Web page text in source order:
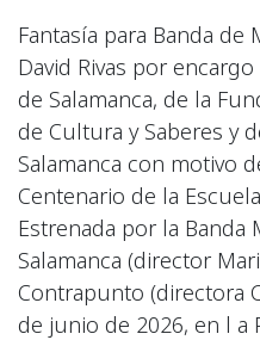
Fantasía para Banda
David Rivas por
de Salamanca, de la
de Cultura y Saberes y
Salamanca con motivo
Centenario de la
Estrenada por la
Salamanca (director
Contrapunto (directora
de junio de 2026, en l a